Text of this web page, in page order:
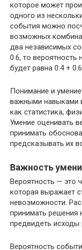
которое может
одного из
события можно
возможных
два независимых
0.6, то вероятность
будет равна 0.4 +
Понимание и
важными навыками
как статистика,
Умение оценивать
принимать
предсказывать их
Важность
Вероятность — это
которая выражает
невозможности.
принимать решения
предвидеть исходы
Вероятность